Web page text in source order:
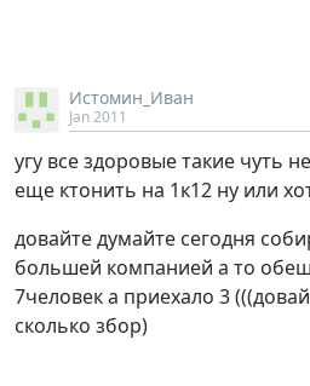
Истомин_Иван
Jan 2011
угу все здоровые такие чуть
еще ктонить на 1к12 ну или
довайте думайте сегодня
большей компанией а то
7человек а приехало 3
сколько збор)